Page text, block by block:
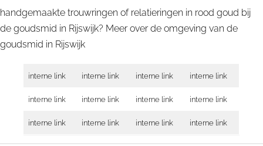
handgemaakte trouwringen of relatieringen in rood goud bij
de goudsmid in Rijswijk? Meer over de omgeving van de
goudsmid in Rijswijk
interne link interne link interne link interne link
interne link interne link interne link interne link
interne link interne link interne link interne link